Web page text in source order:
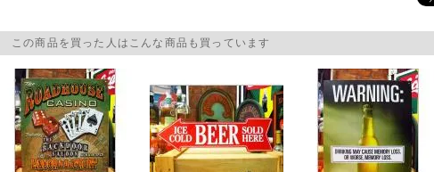
この商品を買った人はこんな商品も買っています